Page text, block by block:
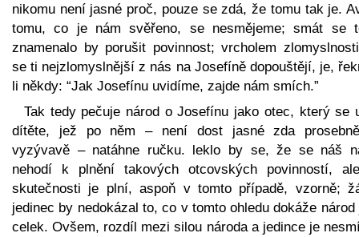
nikomu není jasné proč, pouze se zdá, že tomu tak je.
tomu, co je nám svěřeno, se nesmějeme; smát se
znamenalo by porušit povinnost; vrcholem
se ti nejzlomyslnější z nás na Josefíně dopouštějí, je,
li někdy: “Jak Josefínu uvidíme, zajde nám smích.”
Tak tedy pečuje národ o Josefínu jako otec, který se
dítěte, jež po něm – není dost jasné zda
vyzývavě – natáhne ručku. leklo by se, že se náš
nehodí k plnění takových otcovských povinností,
skutečnosti je plní, aspoň v tomto případě, vzorně;
jedinec by nedokázal to, co v tomto ohledu dokáže národ
celek. Ovšem, rozdíl mezi silou národa a jedince je